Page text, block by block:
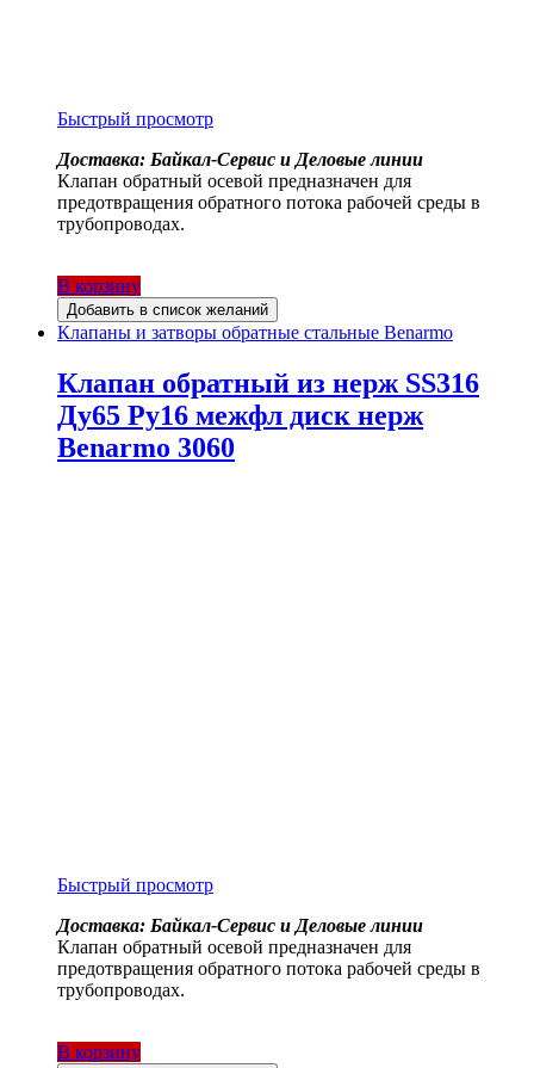
Быстрый просмотр
Доставка: Байкал-Сервис и Деловые линии
Клапан обратный осевой предназначен для
предотвращения обратного потока рабочей среды в
трубопроводах.
В корзину
Добавить в список желаний
Клапаны и затворы обратные стальные Benarmo
Клапан обратный из нерж SS316
Ду65 Ру16 межфл диск нерж
Benarmo 3060
Быстрый просмотр
Доставка: Байкал-Сервис и Деловые линии
Клапан обратный осевой предназначен для
предотвращения обратного потока рабочей среды в
трубопроводах.
В корзину